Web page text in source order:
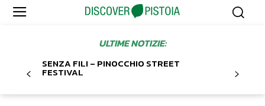
ULTIME NOTIZIE:
SENZA FILI – PINOCCHIO STREET
FESTIVAL